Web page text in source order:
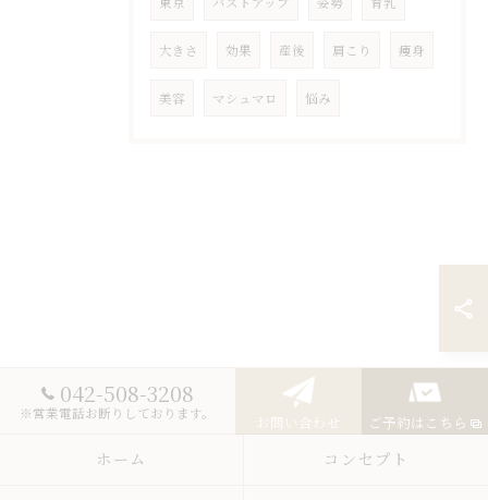
大きさ 効果 産後 肩こり 痩身
美容 マシュマロ 悩み
042-508-3208
※営業電話お断りしております。 お問い合わせ ご予約はこちら
ホーム コンセプト